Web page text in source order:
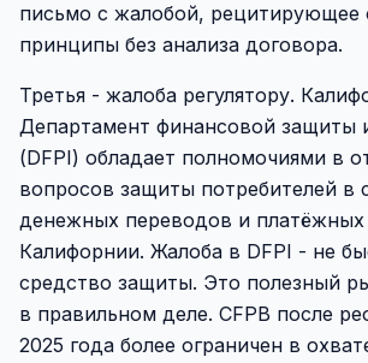
письмо с жалобой, рецитирующее
принципы без анализа договора.
Третья - жалоба регулятору.
Департамент финансовой защиты
(DFPI) обладает полномочиями в
вопросов защиты потребителей в
денежных переводов и
Калифорнии. Жалоба в DFPI - не
средство защиты. Это полезный
в правильном деле. CFPB после
2025 года более ограничен в